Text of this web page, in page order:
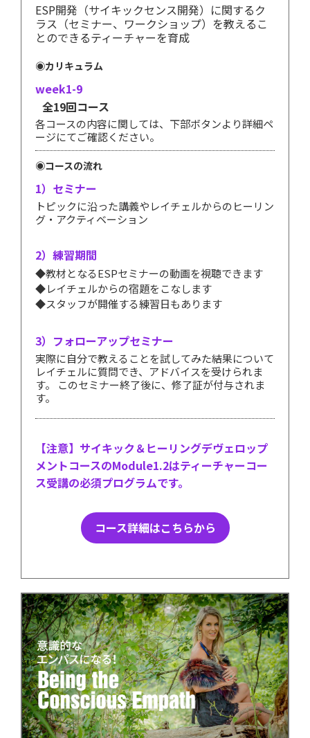
ESP開発（サイキックセンス開発）に関するク
ラス（セミナー、ワークショップ）を教えるこ
とのできるティーチャーを育成
◉カリキュラム
week1-9
全19回コース
各コースの内容に関しては、下部ボタンより詳細ペ
ージにてご確認ください。
◉コースの流れ
1）セミナー
トピックに沿った講義やレイチェルからのヒーリン
グ・アクティベーション
2）練習期間
◆教材となるESPセミナーの動画を視聴できます
◆レイチェルからの宿題をこなします
◆スタッフが開催する練習日もあります
3）フォローアップセミナー
実際に自分で教えることを試してみた結果について
レイチェルに質問でき、アドバイスを受けられま
す。 このセミナー終了後に、修了証が付与されま
す。
【注意】サイキック＆ヒーリングデヴェロップ
メントコースのModule1.2はティーチャーコー
ス受講の必須プログラムです。
コース詳細はこちらから